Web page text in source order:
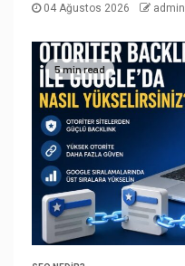
04 Ağustos 2026 admin
5 min read